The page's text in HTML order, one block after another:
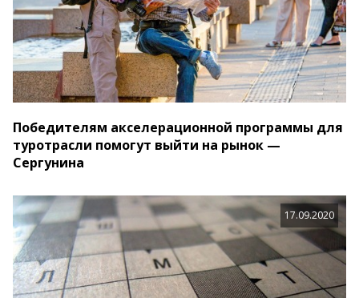
Победителям акселерационной программы для
туротрасли помогут выйти на рынок —
Сергунина
17.09.2020